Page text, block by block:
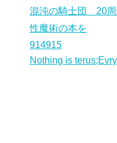
混沌の騎士団 20
性魔術の本を
914915
Nothing is